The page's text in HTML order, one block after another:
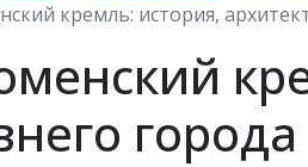
кремль: история,
города